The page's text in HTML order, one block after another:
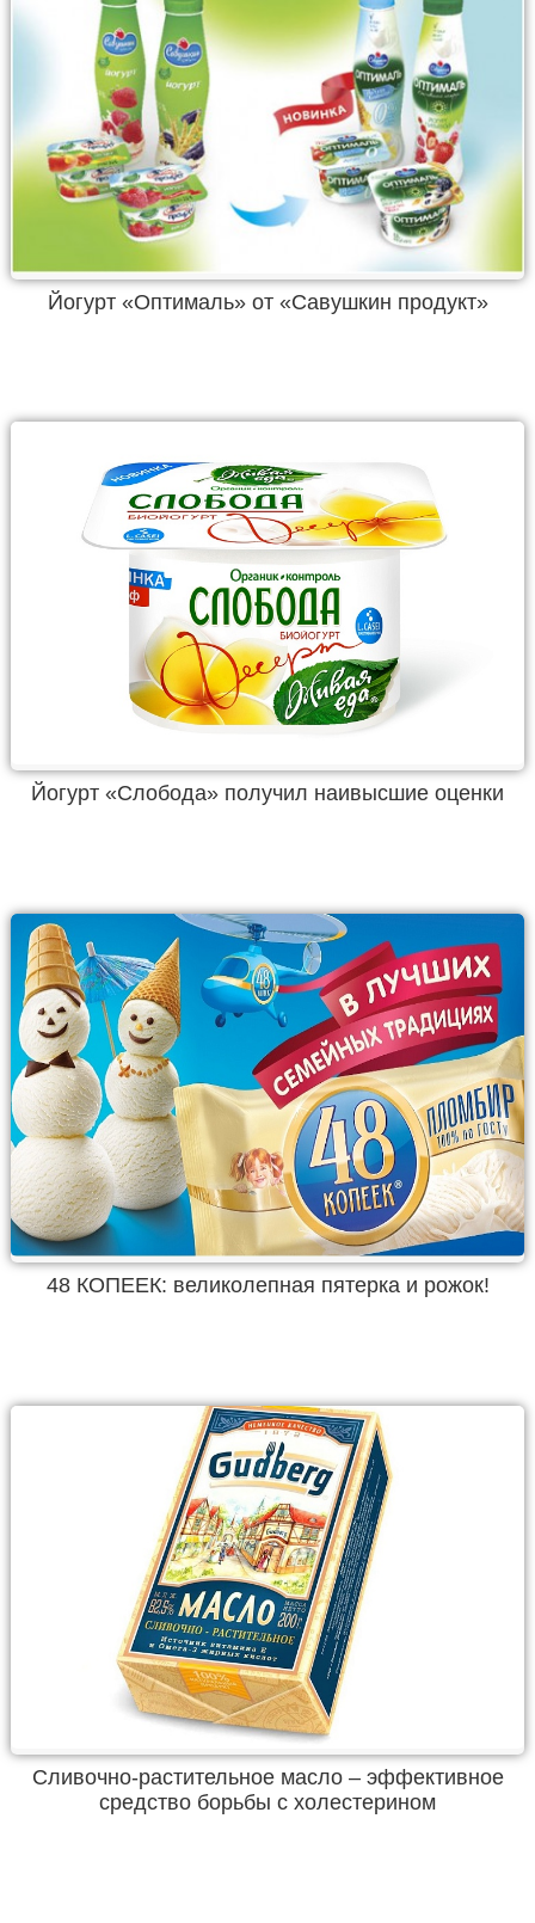
Йогурт «Оптималь» от «Савушкин продукт»
Йогурт «Слобода» получил наивысшие оценки
48 КОПЕЕК: великолепная пятерка и рожок!
Сливочно-растительное масло – эффективное
средство борьбы с холестерином